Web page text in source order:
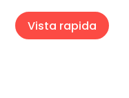
Vista rapida